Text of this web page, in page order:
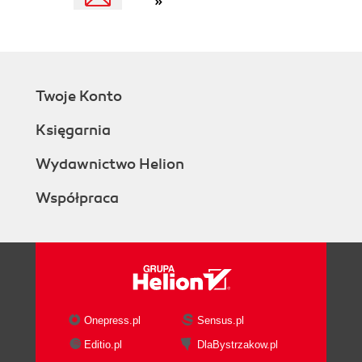
Brief Background
Three-Valued Logic
SQL Data Languages
Data Definition Language
Table constraints
Tables from queries
Altering tables
Virtual tables
Twoje Konto
Księgarnia
Wydawnictwo Helion
Współpraca
Onepress.pl
Sensus.pl
Editio.pl
DlaBystrzakow.pl